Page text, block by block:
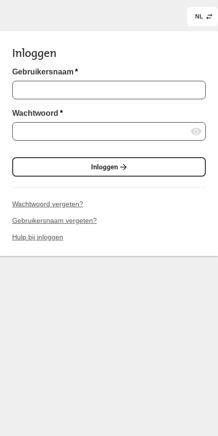
NL
Inloggen
Gebruikersnaam*
Wachtwoord *
Inloggen
Wachtwoord vergeten?
Gebruikersnaam vergeten?
Hulp bij inloggen